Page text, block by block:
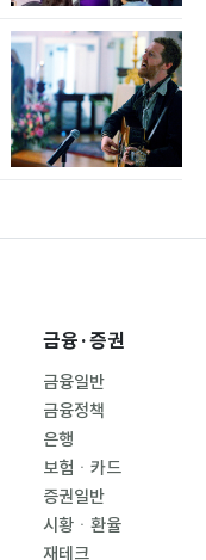
금융·증권
금융일반
금융정책
은행
보험ㆍ카드
증권일반
시황ㆍ환율
재테크